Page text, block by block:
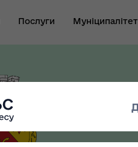
Послуги Муніципалітет
Безбар"єрність